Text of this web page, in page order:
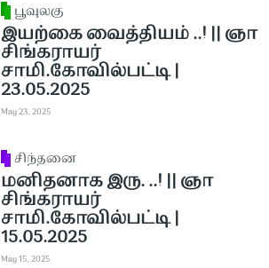
பூவுலகு
இயற்கை வைத்தியம் ..! || ஞா
சிங்கராயர்
சாமி.கோவில்பட்டி |
23.05.2025
May 23, 2025
சிந்தனை
மனிதனாக இரு. ..! || ஞா
சிங்கராயர்
சாமி.கோவில்பட்டி |
15.05.2025
May 15, 2025